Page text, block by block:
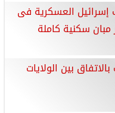
إسرائيل العسكرية فى
مبان سكنية كاملة
بين الولايات